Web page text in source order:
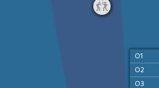
01
02
03